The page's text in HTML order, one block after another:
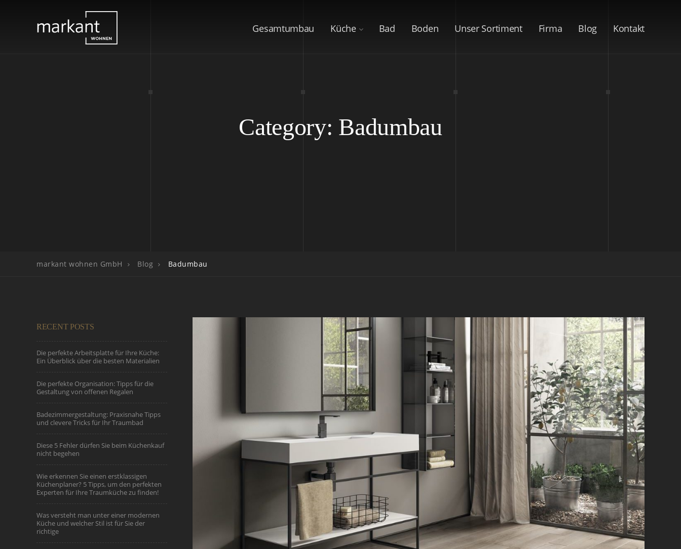
Gesamtumbau Küche Bad Boden Unser Sortiment Firma Blog Kontakt
Category: Badumbau
markant wohnen GmbH Blog Badumbau
RECENT POSTS
Die perfekte Arbeitsplatte für Ihre Küche:
Ein Überblick über die besten Materialien
Die perfekte Organisation: Tipps für die
Gestaltung von offenen Regalen
Badezimmergestaltung: Praxisnahe Tipps
und clevere Tricks für Ihr Traumbad
Diese 5 Fehler dürfen Sie beim Küchenkauf
nicht begehen
Wie erkennen Sie einen erstklassigen
Küchenplaner? 5 Tipps, um den perfekten
Experten für Ihre Traumküche zu finden!
Was versteht man unter einer modernen
Küche und welcher Stil ist für Sie der
richtige